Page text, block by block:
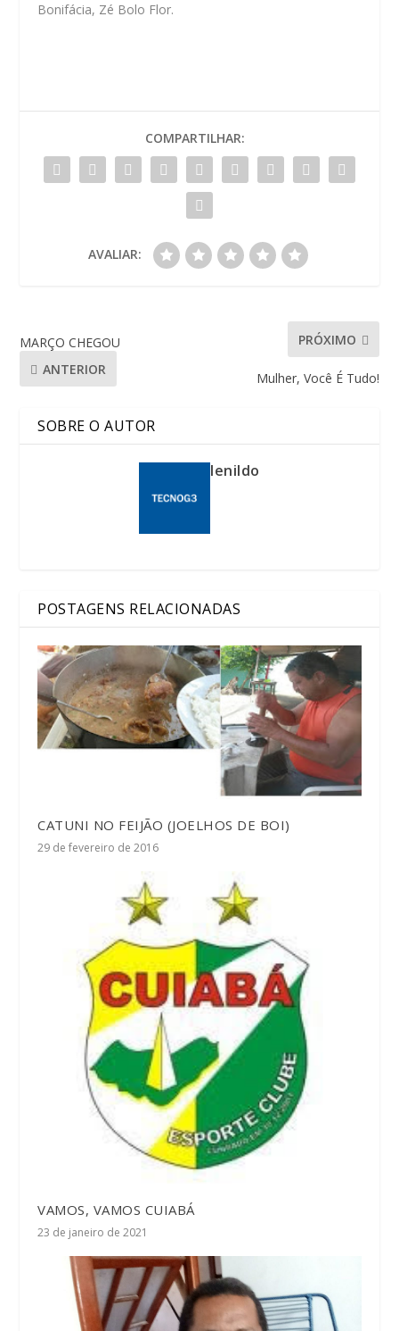
Bonifácia, Zé Bolo Flor.
COMPARTILHAR:
AVALIAR:
MARÇO CHEGOU
ANTERIOR
PRÓXIMO
Mulher, Você É Tudo!
SOBRE O AUTOR
lenildo
POSTAGENS RELACIONADAS
CATUNI NO FEIJÃO (JOELHOS DE BOI)
29 de fevereiro de 2016
VAMOS, VAMOS CUIABÁ
23 de janeiro de 2021